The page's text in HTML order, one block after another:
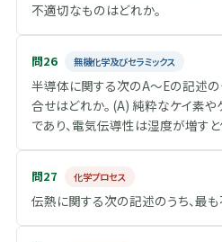
不適切なものはどれか。
問26 無機化学及びセラミックス
半導体に関する次のA～Eの記述の
合せはどれか。 (A) 純粋なケイ素
であり、電気伝導性は湿度が増す
導体にはp型とn型半導体の2種類
にリン（P）をドープしたものがp型
導体は純物質がそのまま半導体と
問27 化学プロセス
伝熱に関する次の記述のうち、最